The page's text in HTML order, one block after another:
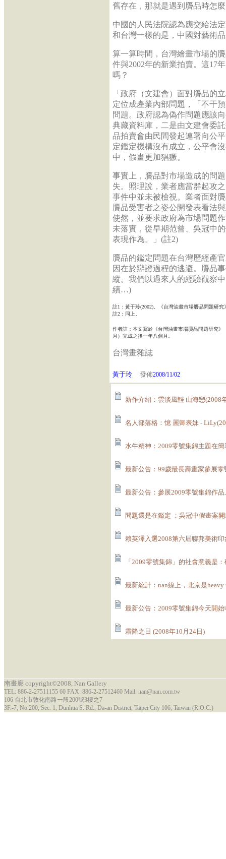
舊存在，那就是遇到贗品時怎
中國的人民法院認為應交給法
和台灣一樣的是，中國對藝術
算一算時間，台灣繪畫市場的
件與2002年的新業拍賣。這17
嗎？
「政府（文建會）面對贗品的
定位成產業內部問題，「不干
問題。政府認為偽作問題應該
典藏資料庫，二是由文建會委
品拍賣會由民間發起連署向公
定鑑定機構沒有成立，公平會
中，假畫更加猖獗。
事實上，贗品對市場造成的問
失。照理說，業者應當群起攻
事件中並未被檢視。業者面對
贗品受害者之姿公開發表看法
使然，並要求政府為市場問題
未落實，從早期范曾、吳冠中
表現作為。」(註2)
贗品的鑑定問題在台灣歷經產
因在於辯證過程的逃避。贗品
縱。我們以過來人的經驗觀察
續…)
註1：黃于玲(2002)。《台灣油畫市場贗品問題研究
註2：同上。
作者註：本文寫於《台灣油畫市場贗品問題研究
月）完成之後一年八個月。
台灣畫雜誌
黃于玲 發佈2008/11/02
新作介紹：雲淡風輕 山海戀(2008
名人部落格：憶 麗卿表妹 -
水牛精神：2009零號集錦主題在
最新公告：99歲最長壽畫家參展
最新公告：參展2009零號集錦作
問題還是在鑑定 ：吳冠中假畫案
賴英澤入選2008第六屆聯邦美術
「2009零號集錦」的社會意義是
最新統計：nan線上，北京是heavy
最新公告：2009零號集錦今天開
霜降之日 (2008年10月24日)
南畫廊 copyright©2008, Nan Gallery
TEL: 886-2-27511155 60 FAX: 886-2-27512460 Mail: nan@nan.com.tw
106 台北市敦化南路一段200號3樓之7
3F.-7, No.200, Sec. 1, Dunhua S. Rd., Da-an District, Taipei City 106, Taiwan (R.O.C.)